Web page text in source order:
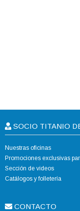
SOCIO TITANIO
Nuestras oficinas
Promociones exclusivas
Sección de videos
Catálogos y folletería
CONTACTO